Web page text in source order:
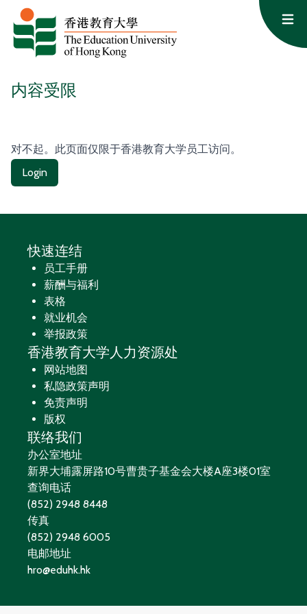
跳至内容
内容受限
对不起。此页面仅限于香港教育大学员工访问。
Login
快速连结
员工手册
薪酬与福利
表格
就业机会
举报政策
香港教育大学人力资源处
网站地图
私隐政策声明
免责声明
版权
联络我们
办公室地址
新界大埔露屏路10号曹贵子基金会大楼A座3楼01室
查询电话
(852) 2948 8448
传真
(852) 2948 6005
电邮地址
hro@eduhk.hk